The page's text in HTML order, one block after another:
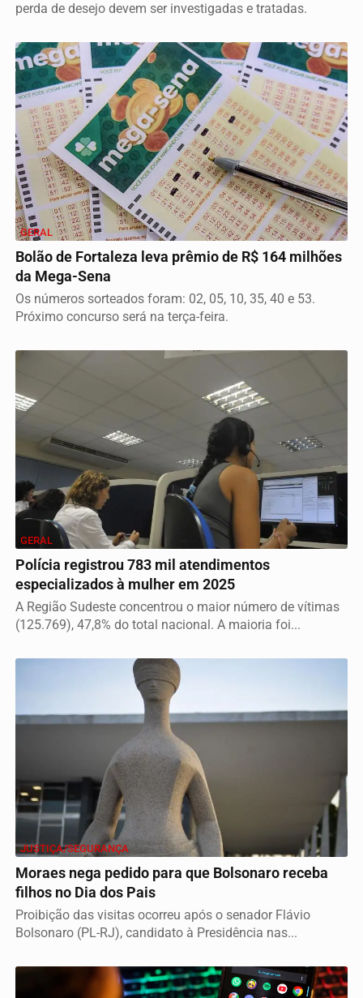
perda de desejo devem ser investigadas e tratadas.
GERAL
Bolão de Fortaleza leva prêmio de R$ 164 milhões
da Mega-Sena
Os números sorteados foram: 02, 05, 10, 35, 40 e 53.
Próximo concurso será na terça-feira.
GERAL
Polícia registrou 783 mil atendimentos
especializados à mulher em 2025
A Região Sudeste concentrou o maior número de vítimas
(125.769), 47,8% do total nacional. A maioria foi...
JUSTIÇA/SEGURANÇA
Moraes nega pedido para que Bolsonaro receba
filhos no Dia dos Pais
Proibição das visitas ocorreu após o senador Flávio
Bolsonaro (PL-RJ), candidato à Presidência nas...